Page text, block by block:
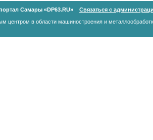
Самары «DP63.RU»
Связаться с
центром в области машиностроения и